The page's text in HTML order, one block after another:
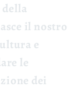
della
il nostro
e
le
dei